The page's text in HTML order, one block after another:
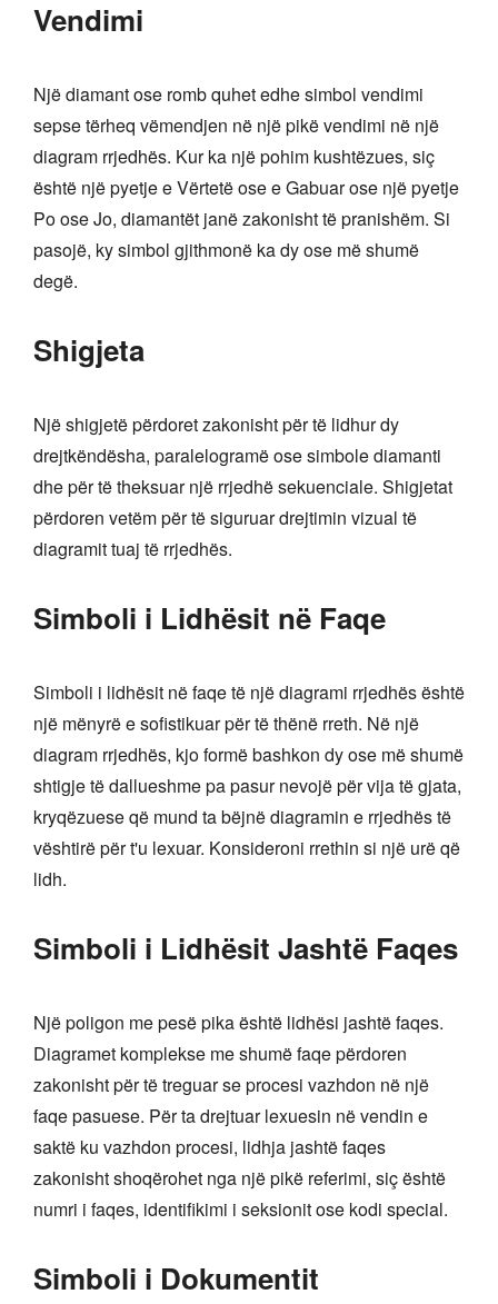
Vendimi
Një diamant ose romb quhet edhe simbol vendimi
sepse tërheq vëmendjen në një pikë vendimi në një
diagram rrjedhës. Kur ka një pohim kushtëzues, siç
është një pyetje e Vërtetë ose e Gabuar ose një pyetje
Po ose Jo, diamantët janë zakonisht të pranishëm. Si
pasojë, ky simbol gjithmonë ka dy ose më shumë
degë.
Shigjeta
Një shigjetë përdoret zakonisht për të lidhur dy
drejtkëndësha, paralelogramë ose simbole diamanti
dhe për të theksuar një rrjedhë sekuenciale. Shigjetat
përdoren vetëm për të siguruar drejtimin vizual të
diagramit tuaj të rrjedhës.
Simboli i Lidhësit në Faqe
Simboli i lidhësit në faqe të një diagrami rrjedhës është
një mënyrë e sofistikuar për të thënë rreth. Në një
diagram rrjedhës, kjo formë bashkon dy ose më shumë
shtigje të dallueshme pa pasur nevojë për vija të gjata,
kryqëzuese që mund ta bëjnë diagramin e rrjedhës të
vështirë për t'u lexuar. Konsideroni rrethin si një urë që
lidh.
Simboli i Lidhësit Jashtë Faqes
Një poligon me pesë pika është lidhësi jashtë faqes.
Diagramet komplekse me shumë faqe përdoren
zakonisht për të treguar se procesi vazhdon në një
faqe pasuese. Për ta drejtuar lexuesin në vendin e
saktë ku vazhdon procesi, lidhja jashtë faqes
zakonisht shoqërohet nga një pikë referimi, siç është
numri i faqes, identifikimi i seksionit ose kodi special.
Simboli i Dokumentit